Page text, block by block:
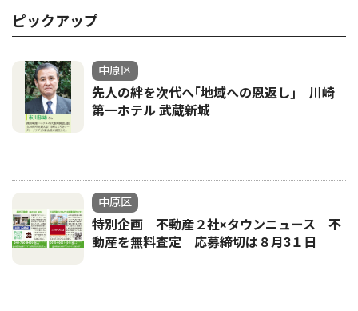
ピックアップ
中原区
先人の絆を次代へ｢地域への恩返し｣ 川崎
第一ホテル 武蔵新城
中原区
特別企画 不動産２社×タウンニュース 不
動産を無料査定 応募締切は８月3１日